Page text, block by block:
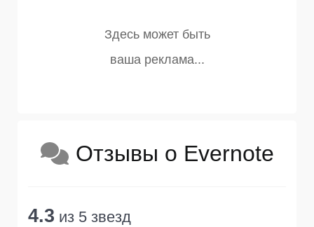
Отзывы о Evernote
4.3 из 5 звезд